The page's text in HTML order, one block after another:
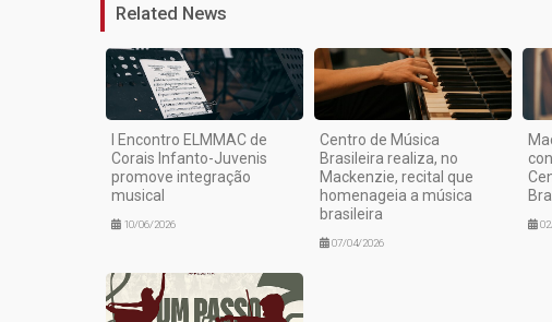
Related News
I Encontro ELMMAC de
Corais Infanto-Juvenis
promove integração
musical
10/06/2026
Centro de Música
Brasileira realiza, no
Mackenzie, recital que
homenageia a música
brasileira
07/04/2026